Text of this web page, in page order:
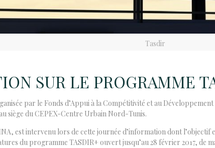
Tasdir
SUR LE PROGRAMME
par le Fonds d’Appui à la Compétitivité et au
siège du CEPEX-Centre Urbain Nord-Tunis.
est intervenu lors de cette journée d’information dont
du programme TASDIR+ ouvert jusqu’au 28 février 2017, de